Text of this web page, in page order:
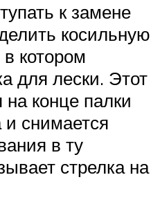
к замене
косильную
котором
для лески. Этот
на конце палки
снимается
в ту
стрелка на